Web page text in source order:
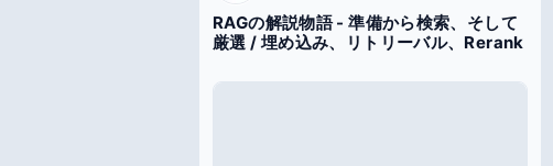
RAGの解説物語 - 準備から検索、そして
厳選 / 埋め込み、リトリーバル、Rerank